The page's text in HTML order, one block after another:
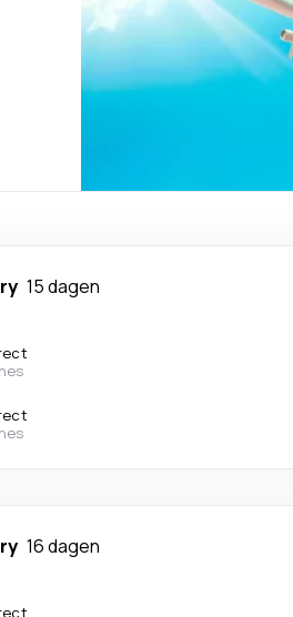
15 dagen
16 dagen